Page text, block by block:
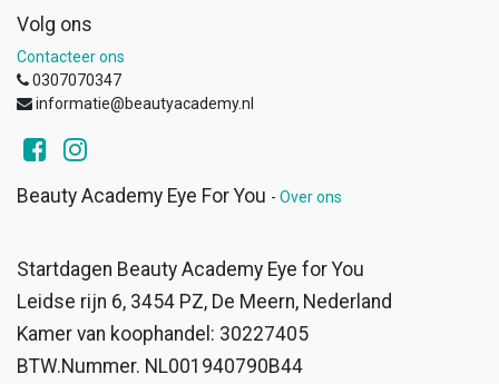
Volg ons
Contacteer ons
0307070347
informatie@beautyacademy.nl
Beauty Academy Eye For You - Over ons
Startdagen Beauty Academy Eye for You
Leidse rijn 6, 3454 PZ, De Meern, Nederland
Kamer van koophandel: 30227405
BTW.Nummer. NL001940790B44